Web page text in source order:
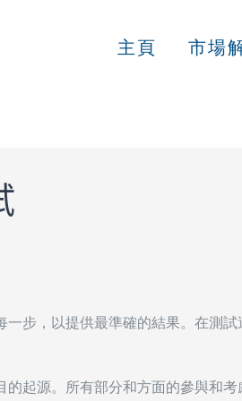
主頁 市場
步，以提供最準確的結果。在測
起源。所有部分和方面的參與和考